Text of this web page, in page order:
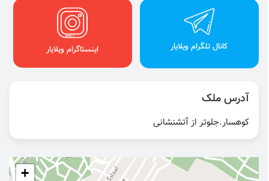
کانال تلگرام ویلایار اینستاگرام ویلایار
آدرس ملک
کوهسار.جلوتر از آتشنشانی
+